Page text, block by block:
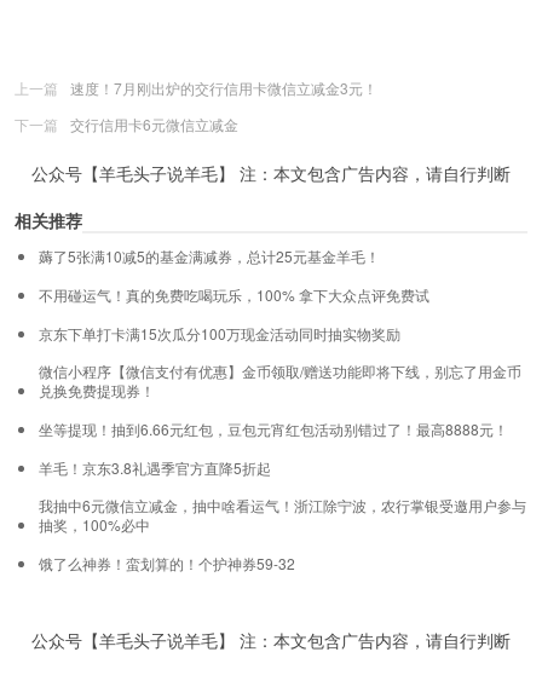
上一篇
速度！7月刚出炉的交行信用卡微信立减金3元！
下一篇
交行信用卡6元微信立减金
公众号【羊毛头子说羊毛】 注：本文包含广告内容，请自行判断
相关推荐
薅了5张满10减5的基金满减券，总计25元基金羊毛！
不用碰运气！真的免费吃喝玩乐，100% 拿下大众点评免费试
京东下单打卡满15次瓜分100万现金活动同时抽实物奖励
微信小程序【微信支付有优惠】金币领取/赠送功能即将下线，别忘了用金币
兑换免费提现券！
坐等提现！抽到6.66元红包，豆包元宵红包活动别错过了！最高8888元！
羊毛！京东3.8礼遇季官方直降5折起
我抽中6元微信立减金，抽中啥看运气！浙江除宁波，农行掌银受邀用户参与
抽奖，100%必中
饿了么神券！蛮划算的！个护神券59-32
公众号【羊毛头子说羊毛】 注：本文包含广告内容，请自行判断